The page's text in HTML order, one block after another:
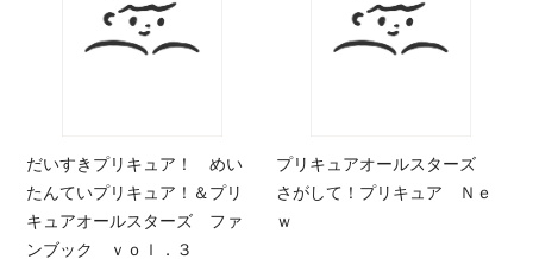
だいすきプリキュア！ めい
たんていプリキュア！＆プリ
キュアオールスターズ ファ
ンブック ｖｏｌ．３
プリキュアオールスターズ
さがして！プリキュア Ｎｅ
ｗ